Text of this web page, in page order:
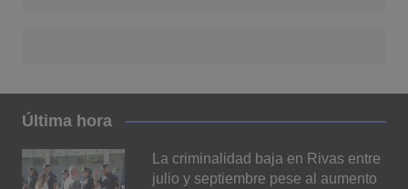
Última hora
La criminalidad baja en Rivas entre
julio y septiembre pese al aumento